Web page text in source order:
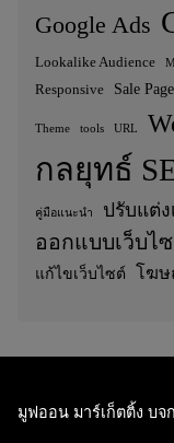
Google Ads
Lookalike Audience
Responsive Sale Page
Theme tools URL
กลยุทธ์
คู่มือแนะนำ ปรับแต่ง
ออกแบบเว็บไ
แก้ไขเว็บไซต์ โฆษ
มูฟออน มาร์เก็ตติ้ง บจก.